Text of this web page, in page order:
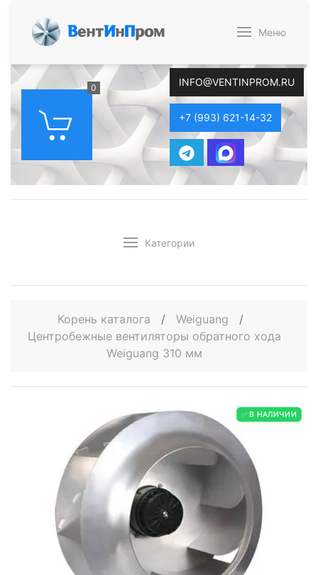
ВентИнПром Меню
0 INFO@VENTINPROM.RU
+7 (993) 621-14-32
Категории
Корень каталога / Weiguang
/
Центробежные вентиляторы обратного хода
Weiguang 310 мм
✅ В НАЛИЧИИ